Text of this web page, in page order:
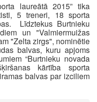
laureātā 2015” tika
5 treneri, 18 sporta
Līdztekus Burtnieku
un "Valmiermuižas
"Zelta zirgs", nominētie
balvas, kuru apjoms
“Burtnieku novada
kārtība sporta
balvas par izciliem